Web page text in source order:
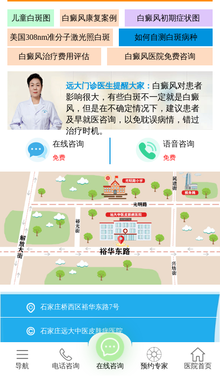
儿童白斑图 白癜风康复案例 白癜风初期症状图
美国308nm准分子激光照白斑 如何自测白斑病种
白癜风治疗费用评估 白癜风医院免费咨询
远大门诊医生提醒大家： 白癜风对患者
影响很大，有些白斑不一定就是白癜
风，但是在不确定情况下，建议患者
及早就医咨询，以免耽误病情，错过
治疗时机。
在线咨询
免费
语音咨询
免费
石家庄桥西区裕华东路7号
石家庄远大中医皮肤病医院
备案号冀ICP备2023015620号-20
导航 电话咨询 在线咨询 预约专家 医院首页